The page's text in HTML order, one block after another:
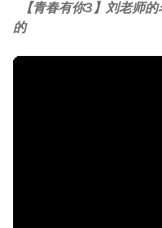
【青春有你3】刘老师
的